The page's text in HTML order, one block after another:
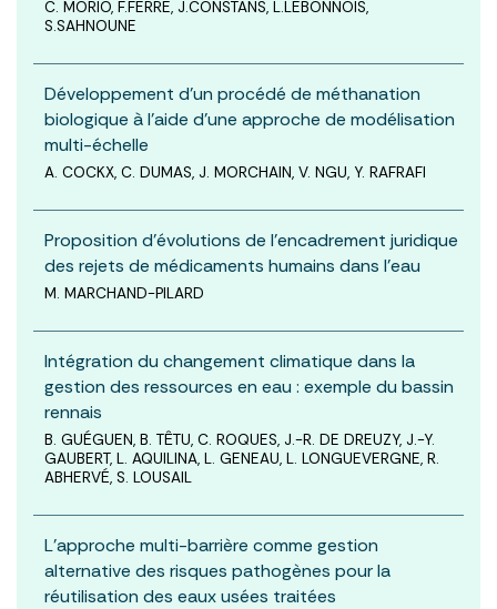
C. MORIO, F.FERRE, J.CONSTANS, L.LEBONNOIS,
S.SAHNOUNE
Développement d'un procédé de méthanation
biologique à l'aide d'une approche de modélisation
multi-échelle
A. COCKX, C. DUMAS, J. MORCHAIN, V. NGU, Y. RAFRAFI
Proposition d'évolutions de l'encadrement juridique
des rejets de médicaments humains dans l'eau
M. MARCHAND-PILARD
Intégration du changement climatique dans la
gestion des ressources en eau : exemple du bassin
rennais
B. GUÉGUEN, B. TÊTU, C. ROQUES, J.-R. DE DREUZY, J.-Y.
GAUBERT, L. AQUILINA, L. GENEAU, L. LONGUEVERGNE, R.
ABHERVÉ, S. LOUSAIL
L'approche multi-barrière comme gestion
alternative des risques pathogènes pour la
réutilisation des eaux usées traitées